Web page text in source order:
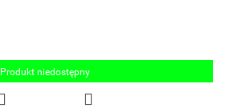
Produkt niedostępny